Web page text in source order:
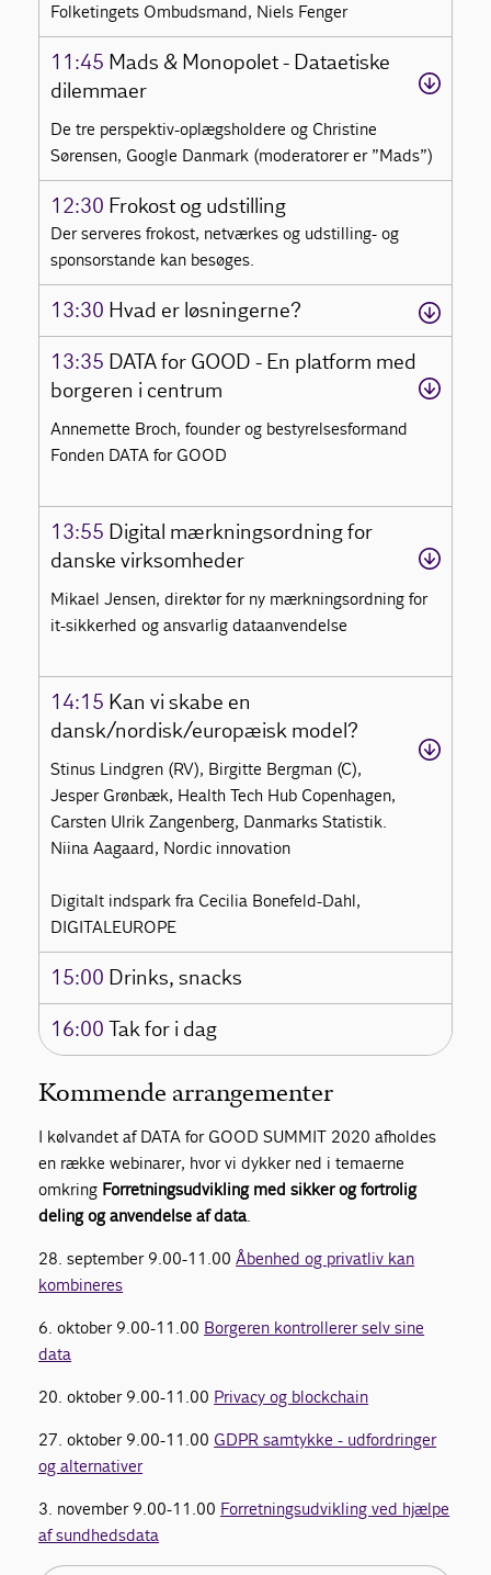
Folketingets Ombudsmand, Niels Fenger
11:45 Mads & Monopolet - Dataetiske
dilemmaer
De tre perspektiv-oplægsholdere og Christine
Sørensen, Google Danmark (moderatorer er ”Mads”)
12:30 Frokost og udstilling
Der serveres frokost, netværkes og udstilling- og
sponsorstande kan besøges.
13:30 Hvad er løsningerne?
13:35 DATA for GOOD - En platform med
borgeren i centrum
Annemette Broch, founder og bestyrelsesformand
Fonden DATA for GOOD
13:55 Digital mærkningsordning for
danske virksomheder
Mikael Jensen, direktør for ny mærkningsordning for
it-sikkerhed og ansvarlig dataanvendelse
14:15 Kan vi skabe en
dansk/nordisk/europæisk model?
Stinus Lindgren (RV), Birgitte Bergman (C),
Jesper Grønbæk, Health Tech Hub Copenhagen,
Carsten Ulrik Zangenberg, Danmarks Statistik.
Niina Aagaard, Nordic innovation
Digitalt indspark fra Cecilia Bonefeld-Dahl,
DIGITALEUROPE
15:00 Drinks, snacks
16:00 Tak for i dag
Kommende arrangementer
I kølvandet af DATA for GOOD SUMMIT 2020 afholdes
en række webinarer, hvor vi dykker ned i temaerne
omkring Forretningsudvikling med sikker og fortrolig
deling og anvendelse af data.
28. september 9.00-11.00Åbenhed og privatliv kan
kombineres
6. oktober 9.00-11.00 Borgeren kontrollerer selv sine
data
20. oktober 9.00-11.00 Privacy og blockchain
27. oktober 9.00-11.00 GDPR samtykke - udfordringer
og alternativer
3. november 9.00-11.00 Forretningsudvikling ved hjælpe
af sundhedsdata